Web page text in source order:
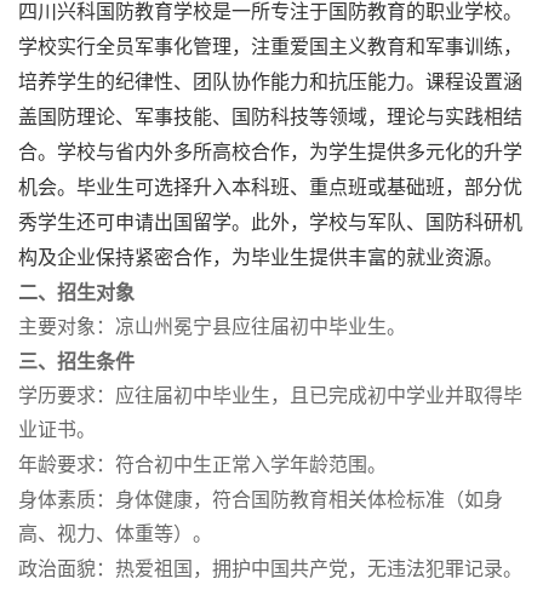
四川兴科国防教育学校是一所专注于国防教育的职业学校。
学校实行全员军事化管理，注重爱国主义教育和军事训练，
培养学生的纪律性、团队协作能力和抗压能力。课程设置涵
盖国防理论、军事技能、国防科技等领域，理论与实践相结
合。学校与省内外多所高校合作，为学生提供多元化的升学
机会。毕业生可选择升入本科班、重点班或基础班，部分优
秀学生还可申请出国留学。此外，学校与军队、国防科研机
构及企业保持紧密合作，为毕业生提供丰富的就业资源。
二、招生对象
主要对象 ：凉山州冕宁县应往届初中毕业生。
三、招生条件
学历要求： 应往届初中毕业生，且已完成初中学业并取得毕
业证书。
年龄要求：符合初中生正常入学年龄范围。
身体素质：身体健康，符合国防教育相关体检标准（如身
高、视力、体重等）。
政治面貌：热爱祖国，拥护中国共产党，无违法犯罪记录。